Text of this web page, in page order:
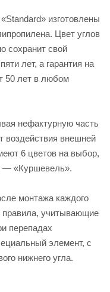
изготовлены
Цвет углов
сохранит свой
лет, а гарантия на
50 лет в любом
нефактурную часть
воздействия внешней
6 цветов на выбор,
— «Куршевель».
монтажа каждого
учитывающие
перепадах
элемент, с
нижнего угла.